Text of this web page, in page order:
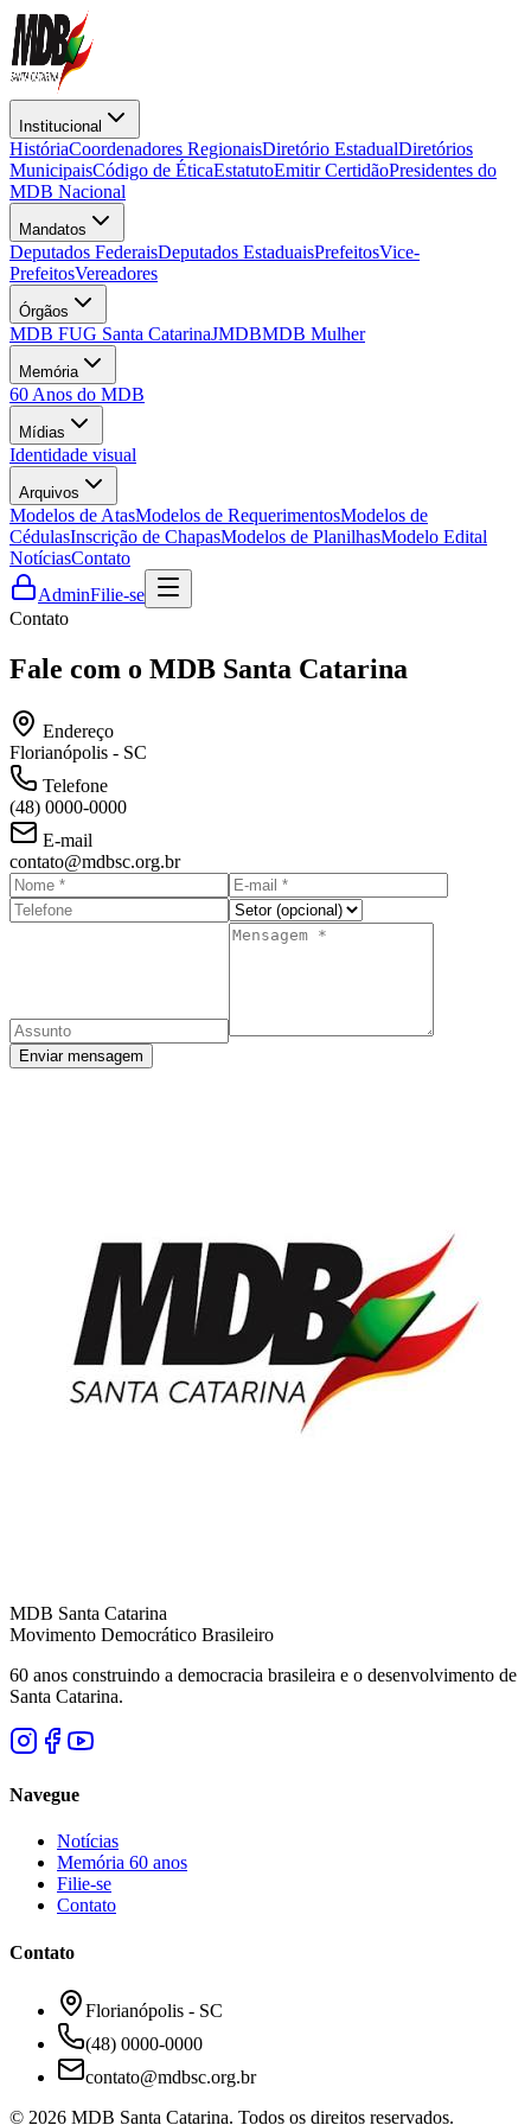
Institucional
HistóriaCoordenadores RegionaisDiretório EstadualDiretórios
MunicipaisCódigo de ÉticaEstatutoEmitir CertidãoPresidentes do
MDB Nacional
Mandatos
Deputados FederaisDeputados EstaduaisPrefeitosVice-
PrefeitosVereadores
Órgãos
MDB FUG Santa CatarinaJMDBMDB Mulher
Memória
60 Anos do MDB
Mídias
Identidade visual
Arquivos
Modelos de AtasModelos de RequerimentosModelos de
CédulasInscrição de ChapasModelos de PlanilhasModelo Edital
NotíciasContato
AdminFilie-se
Contato
Fale com o MDB Santa Catarina
Endereço
Florianópolis - SC
Telefone
(48) 0000-0000
E-mail
contato@mdbsc.org.br
Enviar mensagem
MDB Santa Catarina
Movimento Democrático Brasileiro
60 anos construindo a democracia brasileira e o desenvolvimento de
Santa Catarina.
Navegue
Notícias
Memória 60 anos
Filie-se
Contato
Contato
Florianópolis - SC
(48) 0000-0000
contato@mdbsc.org.br
© 2026 MDB Santa Catarina. Todos os direitos reservados.